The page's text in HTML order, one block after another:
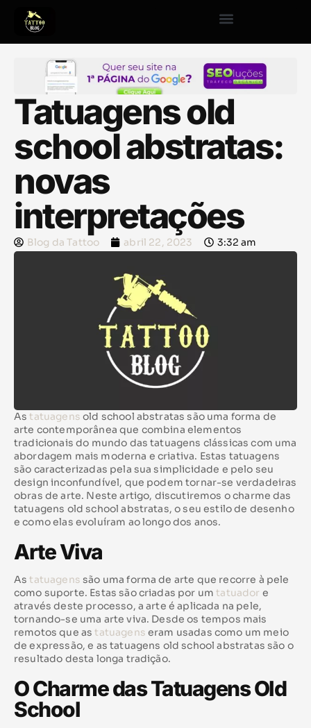
Tatuagens old
school abstratas:
novas
interpretações
Blog da Tattoo abril 22, 2023 3:32 am
As tatuagens old school abstratas são uma forma de
arte contemporânea que combina elementos
tradicionais do mundo das tatuagens clássicas com uma
abordagem mais moderna e criativa. Estas tatuagens
são caracterizadas pela sua simplicidade e pelo seu
design inconfundível, que podem tornar-se verdadeiras
obras de arte. Neste artigo, discutiremos o charme das
tatuagens old school abstratas, o seu estilo de desenho
e como elas evoluíram ao longo dos anos.
Arte Viva
As tatuagens são uma forma de arte que recorre à pele
como suporte. Estas são criadas por um tatuador e
através deste processo, a arte é aplicada na pele,
tornando-se uma arte viva. Desde os tempos mais
remotos que as tatuagens eram usadas como um meio
de expressão, e as tatuagens old school abstratas são o
resultado desta longa tradição.
O Charme das Tatuagens Old
School